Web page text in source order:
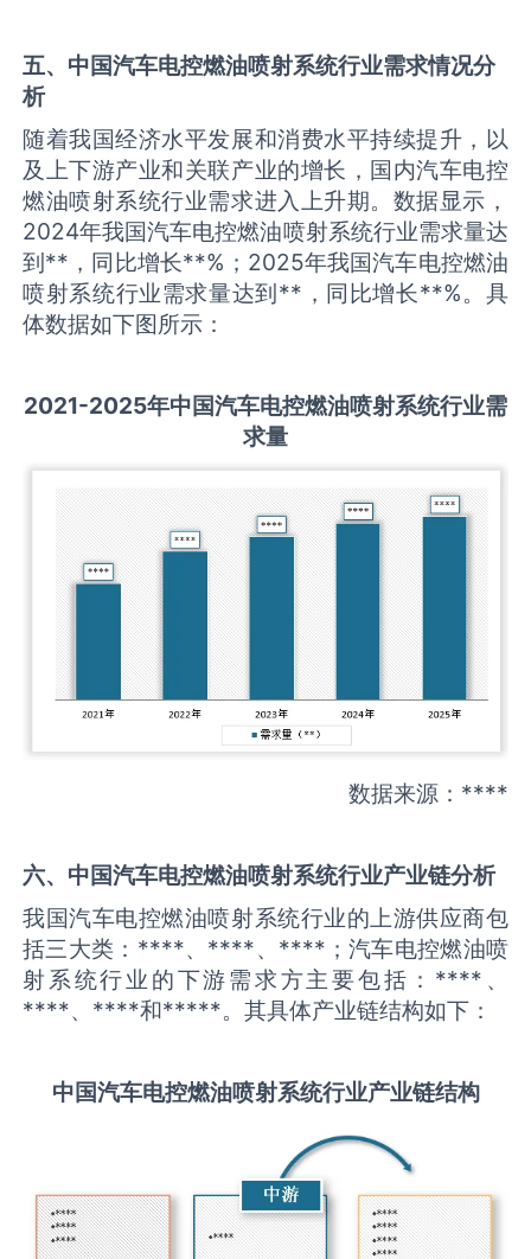
五、中国汽车电控燃油喷射系统行业需求情况分
析
随着我国经济水平发展和消费水平持续提升，以
及上下游产业和关联产业的增长，国内汽车电控
燃油喷射系统行业需求进入上升期。数据显示，
2024年我国汽车电控燃油喷射系统行业需求量达
到**，同比增长**%；2025年我国汽车电控燃油
喷射系统行业需求量达到**，同比增长**%。具
体数据如下图所示：
2021-2025年中国汽车电控燃油喷射系统行业需
求量
数据来源：****
六、中国汽车电控燃油喷射系统行业产业链分析
我国汽车电控燃油喷射系统行业的上游供应商包
括三大类：****、****、****；汽车电控燃油喷
射系统行业的下游需求方主要包括：****、
****、****和*****。其具体产业链结构如下：
中国汽车电控燃油喷射系统行业产业链结构